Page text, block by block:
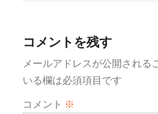
ョ
ン
コメントを残す
メールアドレスが公開される
いる欄は必須項目です
コメント ※